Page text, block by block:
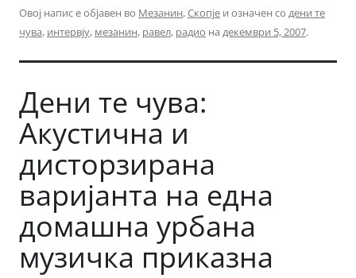
Овој напис е објавен во Мезанин,Скопје и означен со дени те
чува, интервју, мезанин, равел, радио на декември 5, 2007.
Дени те чува:
Акустична и
дисторзирана
варијанта на една
домашна урбана
музичка приказна